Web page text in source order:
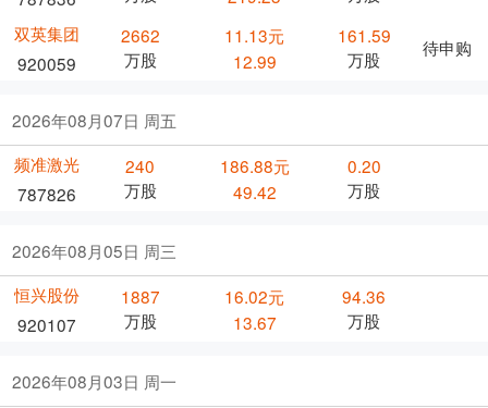
双英集团
920059
2662
万股
11.13元
12.99
161.59
万股
待申购
2026年08月07日 周五
频准激光
787826
240
万股
186.88元
49.42
0.20
万股
2026年08月05日 周三
恒兴股份
920107
1887
万股
16.02元
13.67
94.36
万股
2026年08月03日 周一